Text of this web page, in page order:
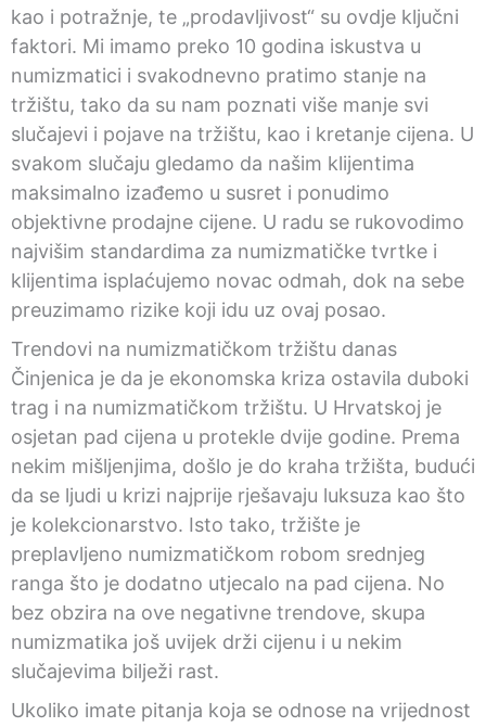
kao i potražnje, te „prodavljivost“ su ovdje ključni
faktori. Mi imamo preko 10 godina iskustva u
numizmatici i svakodnevno pratimo stanje na
tržištu, tako da su nam poznati više manje svi
slučajevi i pojave na tržištu, kao i kretanje cijena. U
svakom slučaju gledamo da našim klijentima
maksimalno izađemo u susret i ponudimo
objektivne prodajne cijene. U radu se rukovodimo
najvišim standardima za numizmatičke tvrtke i
klijentima isplaćujemo novac odmah, dok na sebe
preuzimamo rizike koji idu uz ovaj posao.
Trendovi na numizmatičkom tržištu danas
Činjenica je da je ekonomska kriza ostavila duboki
trag i na numizmatičkom tržištu. U Hrvatskoj je
osjetan pad cijena u protekle dvije godine. Prema
nekim mišljenjima, došlo je do kraha tržišta, budući
da se ljudi u krizi najprije rješavaju luksuza kao što
je kolekcionarstvo. Isto tako, tržište je
preplavljeno numizmatičkom robom srednjeg
ranga što je dodatno utjecalo na pad cijena. No
bez obzira na ove negativne trendove, skupa
numizmatika još uvijek drži cijenu i u nekim
slučajevima bilježi rast.
Ukoliko imate pitanja koja se odnose na vrijednost